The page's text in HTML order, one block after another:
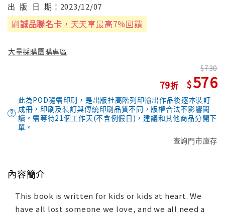
出 版 日 期： 2023/12/07
刷誠品聯名卡 ，天天享最高7%回饋
大量採購團購專區
79
730
576
此為POD隨需印刷，是出版社高階列印輸出作品後逐本裝訂
成冊，印刷及裝訂與傳統印刷品質不同，版權合法不影響閱
讀。需等待21個工作天(不含例假日)，建議和其他商品分開下
單。
查詢門市庫存
內容簡介
This book is written for kids or kids at heart. We
have all lost someone we love, and we all need a